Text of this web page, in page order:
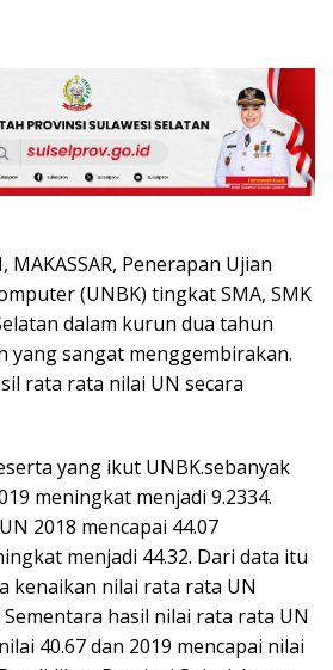
MAKASSAR, Penerapan Ujian
(UNBK) tingkat SMA, SMK
dalam kurun dua tahun
yang sangat menggembirakan.
rata rata nilai UN secara
yang ikut UNBK.sebanyak
meningkat menjadi 9.2334.
2018 mencapai 44.07
menjadi 44.32. Dari data itu
kenaikan nilai rata rata UN
hasil nilai rata rata UN
40.67 dan 2019 mencapai nilai